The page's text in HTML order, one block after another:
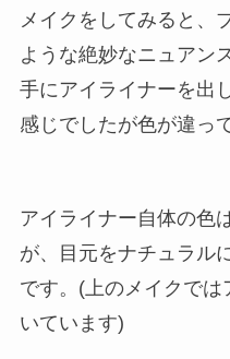
メイクをしてみると、
ような絶妙なニュアン
手にアイライナーを出
感じでしたが色が違っ
アイライナー自体の色
が、目元をナチュラル
です。(上のメイクでは
いています)